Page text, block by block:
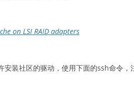
on LSI RAID adapters
安装社区的驱动，使用下面的ssh命令